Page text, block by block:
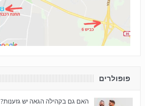
פופולרים
האם גם בקהילה הגאה יש גזענות?